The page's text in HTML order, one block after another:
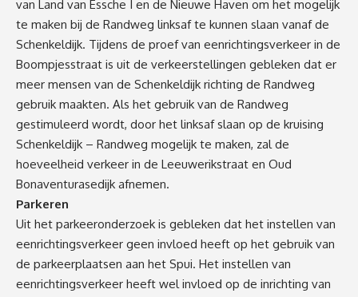
van Land van Essche I en de Nieuwe Haven om het mogelijk
te maken bij de Randweg linksaf te kunnen slaan vanaf de
Schenkeldijk. Tijdens de proef van eenrichtingsverkeer in de
Boompjesstraat is uit de verkeerstellingen gebleken dat er
meer mensen van de Schenkeldijk richting de Randweg
gebruik maakten. Als het gebruik van de Randweg
gestimuleerd wordt, door het linksaf slaan op de kruising
Schenkeldijk – Randweg mogelijk te maken, zal de
hoeveelheid verkeer in de Leeuwerikstraat en Oud
Bonaventurasedijk afnemen.
Parkeren
Uit het parkeeronderzoek is gebleken dat het instellen van
eenrichtingsverkeer geen invloed heeft op het gebruik van
de parkeerplaatsen aan het Spui. Het instellen van
eenrichtingsverkeer heeft wel invloed op de inrichting van